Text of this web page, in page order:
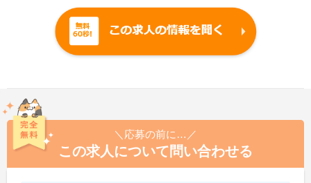
＼応募の前に…／
この求人について問い合わせる